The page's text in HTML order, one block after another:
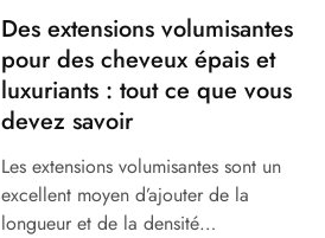
Des extensions volumisantes
pour des cheveux épais et
luxuriants : tout ce que vous
devez savoir
Les extensions volumisantes sont un
excellent moyen d’ajouter de la
longueur et de la densité…